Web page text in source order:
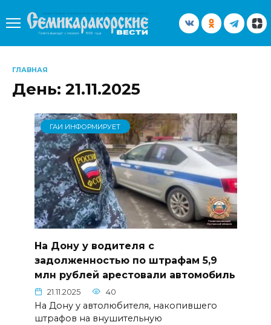
содержанию
ГЛАВНАЯ
День: 21.11.2025
ГАИ ИНФОРМИРУЕТ
На Дону у водителя с
задолженностью по штрафам 5,9
млн рублей арестовали автомобиль
21.11.2025 40
На Дону у автолюбителя, накопившего
штрафов на внушительную